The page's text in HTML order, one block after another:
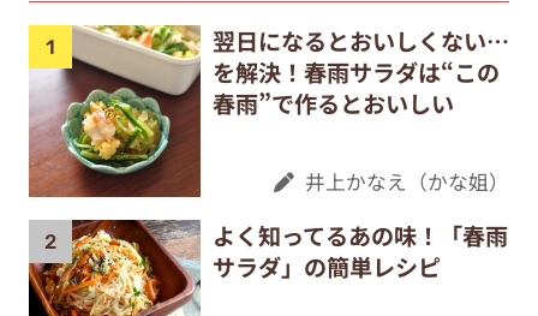
翌日になるとおいしくない…
を解決！春雨サラダは“この
春雨”で作るとおいしい
井上かなえ（かな姐）
よく知ってるあの味！「春雨
サラダ」の簡単レシピ